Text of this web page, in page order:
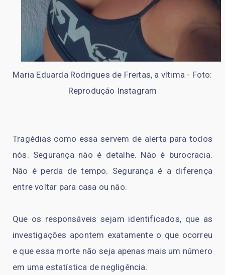
Maria Eduarda Rodrigues de Freitas, a vítima - Foto:
Reprodução Instagram
Tragédias como essa servem de alerta para todos
nós. Segurança não é detalhe. Não é burocracia.
Não é perda de tempo. Segurança é a diferença
entre voltar para casa ou não.
Que os responsáveis sejam identificados, que as
investigações apontem exatamente o que ocorreu
e que essa morte não seja apenas mais um número
em uma estatística de negligência.